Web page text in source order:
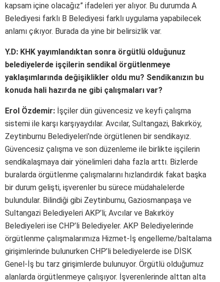
kapsam içine olacağız” ifadeleri yer alıyor. Bu durumda A
Belediyesi farklı B Belediyesi farklı uygulama yapabilecek
anlamı çıkıyor. Burada da yine bir belirsizlik var.
Y.D: KHK yayımlandıktan sonra örgütlü olduğunuz
belediyelerde işçilerin sendikal örgütlenmeye
yaklaşımlarında değişiklikler oldu mu? Sendikanızın bu
konuda hali hazırda ne gibi çalışmaları var?
Erol Özdemir: İşçiler dün güvencesiz ve keyfi çalışma
sistemi ile karşı karşıyaydılar. Avcılar, Sultangazi, Bakırköy,
Zeytinburnu Belediyeleri’nde örgütlenen bir sendikayız.
Güvencesiz çalışma ve son düzenleme ile birlikte işçilerin
sendikalaşmaya dair yönelimleri daha fazla arttı. Bizlerde
buralarda örgütlenme çalışmalarını hızlandırdık fakat başka
bir durum gelişti, işverenler bu sürece müdahalelerde
bulundular. Bilindiği gibi Zeytinburnu, Gaziosmanpaşa ve
Sultangazi Belediyeleri AKP’li; Avcılar ve Bakırköy
Belediyeleri ise CHP’li Belediyeler. AKP Belediyelerinde
örgütlenme çalışmalarımıza Hizmet-İş engelleme/baltalama
girişimlerinde bulunurken CHP’li belediyelerde ise DİSK
Genel-İş bu tarz girişimlerde bulunuyor. Örgütlü olduğumuz
alanlarda örgütlenmeye çalışıyor. İşverenlerinde alttan alta